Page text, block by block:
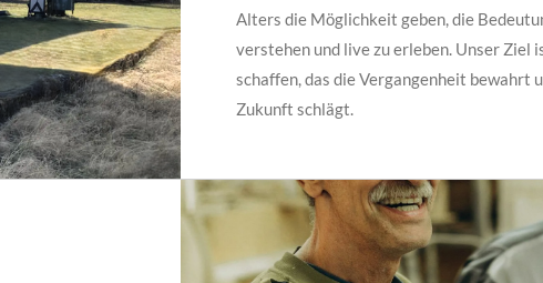
Alters die Möglichkeit geben, die
verstehen und live zu erleben. Unser Ziel
schaffen, das die Vergangenheit bewahrt
Zukunft schlägt.